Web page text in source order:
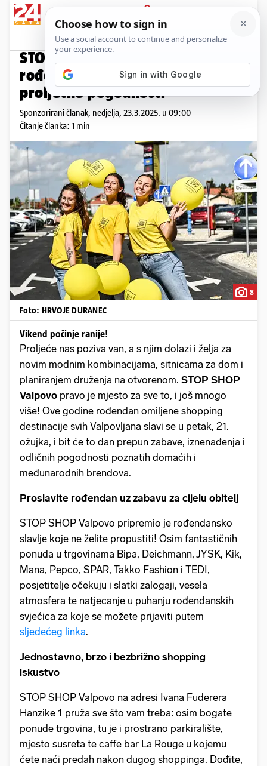
PRIJAVA
Promo sadržaj
STOP SHOP Valpovo slavi
rođendan i donosi odlične
proljetne pogodnosti
Sponzorirani članak, nedjelja, 23.3.2025. u 09:00
Čitanje članka: 1 min
8
Foto: HRVOJE DURANEC
Vikend počinje ranije!
Proljeće nas poziva van, a s njim dolazi i želja za
novim modnim kombinacijama, sitnicama za dom i
planiranjem druženja na otvorenom. STOP SHOP
Valpovo pravo je mjesto za sve to, i još mnogo
više! Ove godine rođendan omiljene shopping
destinacije svih Valpovljana slavi se u petak, 21.
ožujka, i bit će to dan prepun zabave, iznenađenja i
odličnih pogodnosti poznatih domaćih i
međunarodnih brendova.
Proslavite rođendan uz zabavu za cijelu obitelj
STOP SHOP Valpovo pripremio je rođendansko
slavlje koje ne želite propustiti! Osim fantastičnih
ponuda u trgovinama Bipa, Deichmann, JYSK, Kik,
Mana, Pepco, SPAR, Takko Fashion i TEDI,
posjetitelje očekuju i slatki zalogaji, vesela
atmosfera te natjecanje u puhanju rođendanskih
svjećica za koje se možete prijaviti putem
sljedećeg linka.
Jednostavno, brzo i bezbrižno shopping
iskustvo
STOP SHOP Valpovo na adresi Ivana Fuderera
Hanzike 1 pruža sve što vam treba: osim bogate
ponude trgovina, tu je i prostrano parkiralište,
mjesto susreta te caffe bar La Rouge u kojemu
ćete naći predah nakon dugog shoppinga. Dođite,